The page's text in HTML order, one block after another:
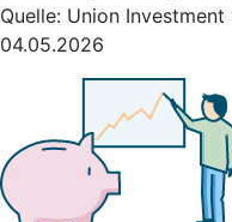
Quelle: Union
04.05.2026